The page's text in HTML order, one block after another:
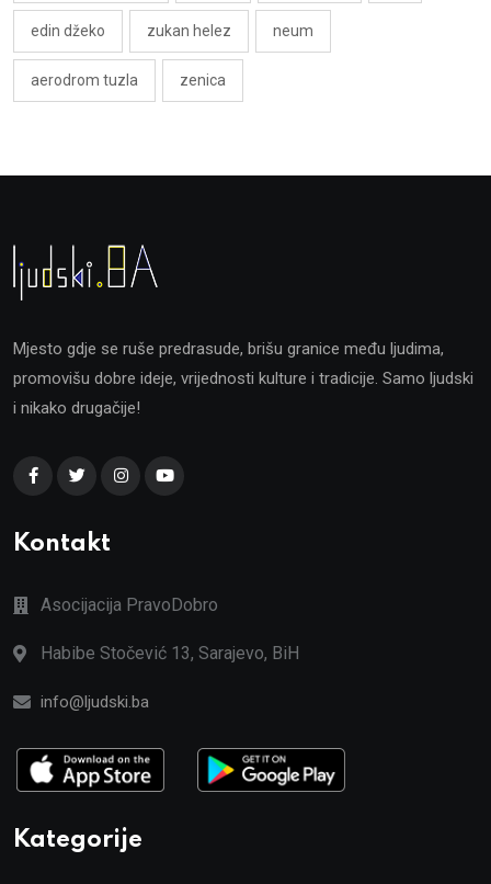
edin džeko zukan helez neum
aerodrom tuzla zenica
Mjesto gdje se ruše predrasude, brišu granice među ljudima,
promovišu dobre ideje, vrijednosti kulture i tradicije. Samo ljudski
i nikako drugačije!
Kontakt
Asocijacija PravoDobro
Habibe Stočević 13, Sarajevo, BiH
info@ljudski.ba
Kategorije